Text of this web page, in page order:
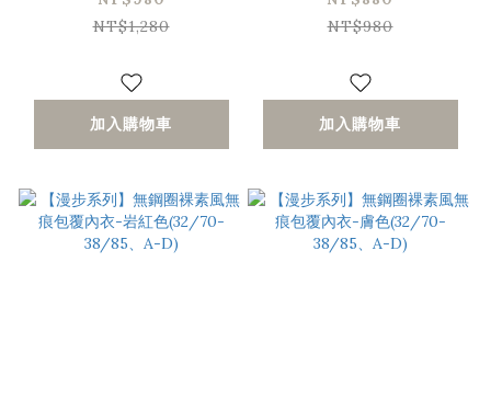
NT$1,280
加入購物車
D)
NT$980
加入購物車